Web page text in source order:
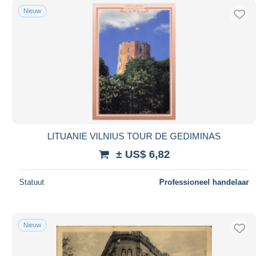
Nieuw
LITUANIE VILNIUS TOUR DE GEDIMINAS
± US$ 6,82
Statuut Professioneel handelaar
Nieuw